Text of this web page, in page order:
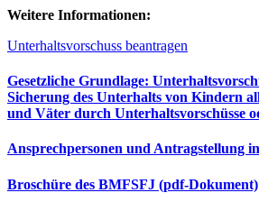
Weitere Informationen:
Unterhaltsvorschuss beantragen
Gesetzliche Grundlage:
Sicherung des Unterhalts von Kindern
und Väter durch Unterhaltsvorschüsse
Ansprechpersonen und Antragstellung
Broschüre des BMFSFJ (pdf-Dokument)